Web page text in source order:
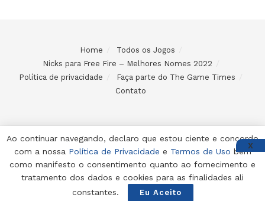
Home
Todos os Jogos
Nicks para Free Fire – Melhores Nomes 2022
Política de privacidade
Faça parte do The Game Times
Contato
© 2024 Desenvolvido e mantido por Code Soluções
Ao continuar navegando, declaro que estou ciente e concordo
com a nossa Política de Privacidade e Termos de Uso bem
como manifesto o consentimento quanto ao fornecimento e
tratamento dos dados e cookies para as finalidades ali
constantes.
Eu Aceito
X